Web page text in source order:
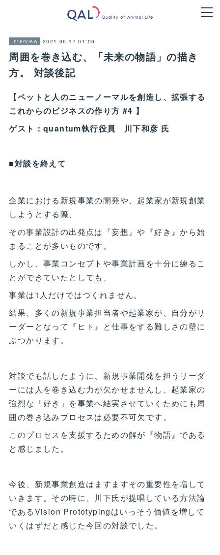
Interview 2021.06.17 01:00
周囲を巻き込む、「未来の物語」の描き
方。 対談後記
【ペットと人のニューノーマルを創造し、拡張する
これからのビジネスの作り方 #4 】
ゲスト：quantum執行役員 川下和彦 氏
■対談を終えて
企業における新規事業の開発や、起業家が新規創業
しようとする際、
その事業設計の出発点は『妄想』や『好き』から始
まることが多いものです。
しかし、事業コンセプトや事業計画を十分に練るこ
とができていたとしても、
事業は1人だけではつくれません。
結果、多くの新規事業担当者や起業家が、自分がリ
ーダーとなって『ヒト』と仕事をする難しさの壁に
ぶつかります。
対談でも話したように、新規事業開発を担うリーダ
ーには人を巻き込む力が欠かせませんし、起業家の
強烈な「好き」を事業へ結実させていくためにも周
囲の巻き込みプロセスは必要不可欠です。
このプロセスを支援するための解が『物語』である
と感じました。
今後、新規事業創造はますますその重要性を増して
いきます。その時に、川下氏が提唱している方法論
であるVision Prototypingはいっそう価値を増して
いくはずだと感じた今回の対談でした。